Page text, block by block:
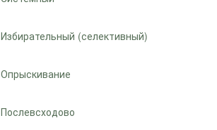
Избирательный (селективный)
Опрыскивание
Послевсходово